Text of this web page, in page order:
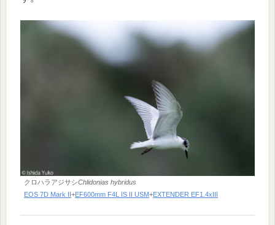
クロハラアジサシChlidonias hybridus
EOS 7D Mark II +EF600mm F4L IS II USM+EXTENDER EF1.4xIII